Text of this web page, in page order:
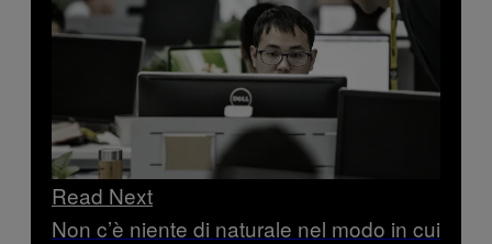
Read Next
Non c’è niente di naturale nel modo in cui